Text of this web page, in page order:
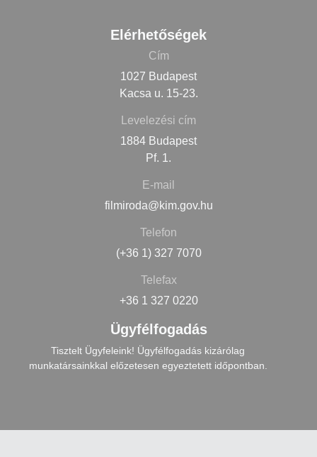
Elérhetőségek
Cím
1027 Budapest
Kacsa u. 15-23.
Levelezési cím
1884 Budapest
Pf. 1.
E-mail
filmiroda@kim.gov.hu
Telefon
(+36 1) 327 7070
Telefax
+36 1 327 0220
Ügyfélfogadás
Tisztelt Ügyfeleink! Ügyfélfogadás kizárólag
munkatársainkkal előzetesen egyeztetett időpontban.